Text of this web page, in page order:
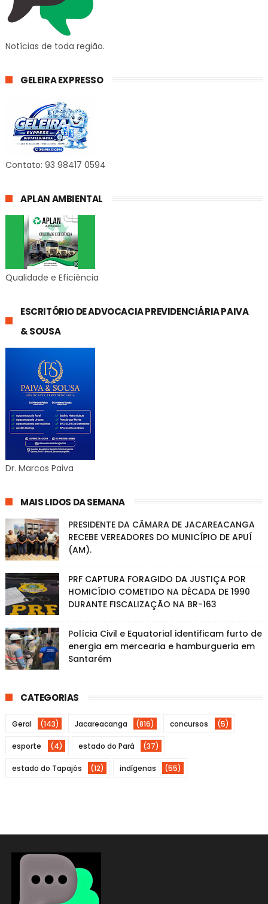
Notícias de toda região.
GELEIRA EXPRESSO
Contato: 93 98417 0594
APLAN AMBIENTAL
Qualidade e Eficiência
ESCRITÓRIO DE ADVOCACIA PREVIDENCIÁRIA PAIVA
& SOUSA
Dr. Marcos Paiva
MAIS LIDOS DA SEMANA
PRESIDENTE DA CÂMARA DE JACAREACANGA
RECEBE VEREADORES DO MUNICÍPIO DE APUÍ
(AM).
PRF CAPTURA FORAGIDO DA JUSTIÇA POR
HOMICÍDIO COMETIDO NA DÉCADA DE 1990
DURANTE FISCALIZAÇÃO NA BR-163
Polícia Civil e Equatorial identificam furto de
energia em mercearia e hamburgueria em
Santarém
CATEGORIAS
Geral (143) Jacareacanga (816) concursos (5)
esporte (4) estado do Pará (37)
estado do Tapajós (12) indígenas (55)